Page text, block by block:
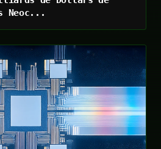
Neoc...